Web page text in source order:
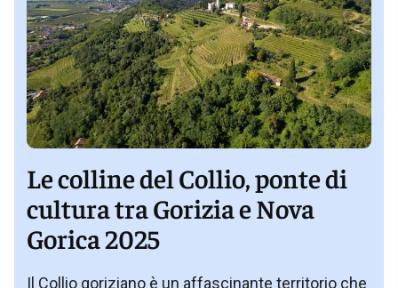
Le colline del Collio, ponte di
cultura tra Gorizia e Nova
Gorica 2025
Il Collio goriziano è un affascinante territorio che